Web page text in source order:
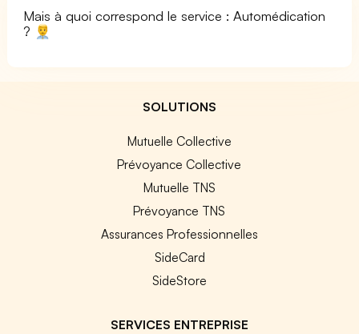
Mais à quoi correspond le service : Automédication
?
SOLUTIONS
Mutuelle Collective
Prévoyance Collective
Mutuelle TNS
Prévoyance TNS
Assurances Professionnelles
SideCard
SideStore
SERVICES ENTREPRISE